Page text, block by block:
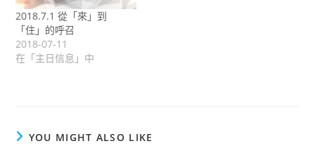
2018.7.1 從「來」到
「住」的呼召
2018-07-11
在「主日信息」中
YOU MIGHT ALSO LIKE